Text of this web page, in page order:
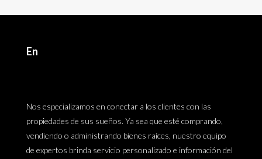
En
Nos especializamos en conectar a los clientes con las
propiedades de sus sueños. Ya sea que esté comprando,
vendiendo o administrando bienes raíces, nuestro equipo
de expertos brinda servicio personalizado e información del